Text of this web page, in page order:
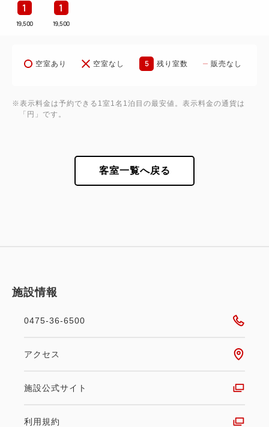
1
19,500
1
19,500
空室あり 空室なし 5 残り室数 販売なし
※表示料金は予約できる1室1名1泊目の最安値。表示料金の通貨は
「円」です。
客室一覧へ戻る
施設情報
0475-36-6500
アクセス
施設公式サイト
利用規約